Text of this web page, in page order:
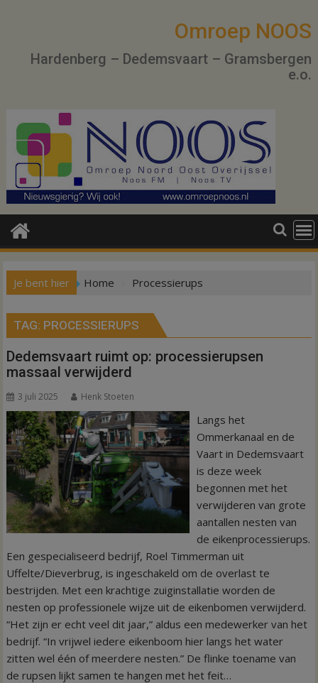
Omroep NOOS
Hardenberg – Dedemsvaart – Gramsbergen
e.o.
Je bent hier Home Processierups
TAG: PROCESSIERUPS
Dedemsvaart ruimt op: processierupsen
massaal verwijderd
3 juli 2025 Henk Stoeten
Langs het
Ommerkanaal en de
Vaart in Dedemsvaart
is deze week
begonnen met het
verwijderen van grote
aantallen nesten van
de eikenprocessierups.
Een gespecialiseerd bedrijf, Roel Timmerman uit
Uffelte/Dieverbrug, is ingeschakeld om de overlast te
bestrijden. Met een krachtige zuiginstallatie worden de
nesten op professionele wijze uit de eikenbomen verwijderd.
“Het zijn er echt veel dit jaar,” aldus een medewerker van het
bedrijf. “In vrijwel iedere eikenboom hier langs het water
zitten wel één of meerdere nesten.” De flinke toename van
de rupsen lijkt samen te hangen met het feit…